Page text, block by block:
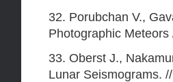
32. Porubchan V.,
Photographic
33. Oberst J.,
Lunar Seismograms.